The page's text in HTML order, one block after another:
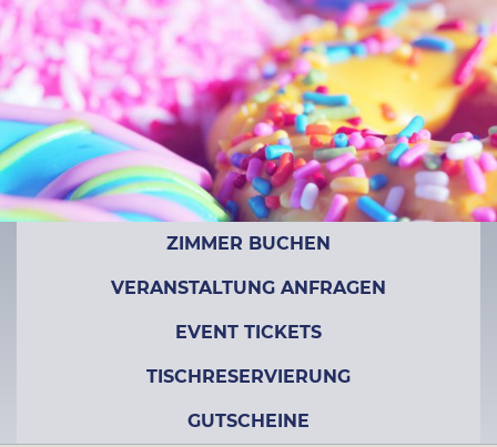
ZIMMER BUCHEN
VERANSTALTUNG ANFRAGEN
EVENT TICKETS
TISCHRESERVIERUNG
GUTSCHEINE